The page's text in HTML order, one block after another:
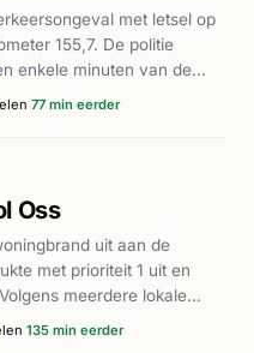
met letsel op
155,7. De politie
enkele minuten van de
snelweg. Een ambulance
toedracht en aantal
uit de beschikbare
77 min eerder
Oss
uit aan de
met prioriteit 1 uit en
meerdere lokale
aan de woning. De
135 min eerder